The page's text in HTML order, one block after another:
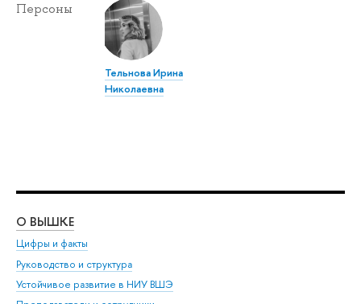
Персоны
Тельнова Ирина
Николаевна
О ВЫШКЕ
Цифры и факты
Руководство и структура
Устойчивое развитие в НИУ ВШЭ